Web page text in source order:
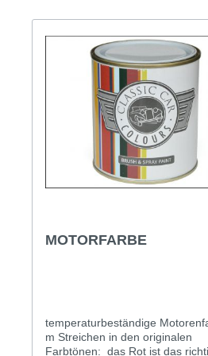
Jaguar
MOTORFARBE
temperaturbeständige
m Streichen in den originalen
Farbtönen: das Rot ist das